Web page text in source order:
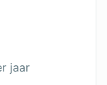
jaar